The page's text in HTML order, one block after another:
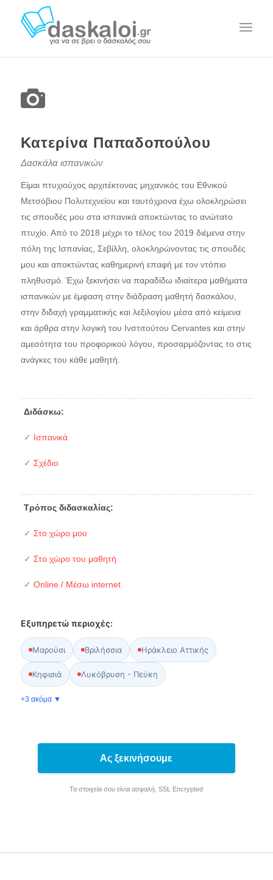
Κατερίνα Παπαδοπούλου
Δασκάλα ισπανικών
Είμαι πτυχιούχος αρχιτέκτονας μηχανικός του Εθνικού
Μετσόβιου Πολυτεχνείου και ταυτόχρονα έχω ολοκληρώσει
τις σπουδές μου στα ισπανικά αποκτώντας το ανώτατο
πτυχίο. Από το 2018 μέχρι το τέλος του 2019 διέμενα στην
πόλη της Ισπανίας, Σεβίλλη, ολοκληρώνοντας τις σπουδές
μου και αποκτώντας καθημερινή επαφή με τον ντόπιο
πληθυσμό. Έχω ξεκινήσει να παραδίδω ιδιαίτερα μαθήματα
ισπανικών με έμφαση στην διάδραση μαθητή δασκάλου,
στην διδαχή γραμματικής και λεξιλογίου μέσα από κείμενα
και άρθρα στην λογική του Ινστιτούτου Cervantes και στην
αμεσότητα του προφορικού λόγου, προσαρμόζοντας το στις
ανάγκες του κάθε μαθητή.
Διδάσκω:
✓ Ισπανικά
✓ Σχέδιο
Τρόπος διδασκαλίας:
✓ Στο χώρο μου
✓ Στο χώρο του μαθητή
✓ Online / Μέσω internet
Εξυπηρετώ περιοχές:
Μαρούσι Βριλήσσια Ηράκλειο Αττικής
Κηφισιά Λυκόβρυση - Πεύκη
+3 ακόμα ▼
Ας ξεκινήσουμε
Τα στοιχεία σου είναι ασφαλή. SSL Encrypted